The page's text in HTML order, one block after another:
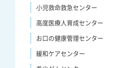
小児救命救急センター
高度医療人育成センター
お口の健康管理センター
緩和ケアセンター